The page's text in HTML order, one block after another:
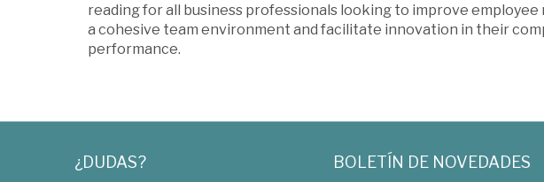
reading for all business professionals looking to improve
a cohesive team environment and facilitate innovation in their
performance.
¿DUDAS? BOLETÍN DE NOVEDADES